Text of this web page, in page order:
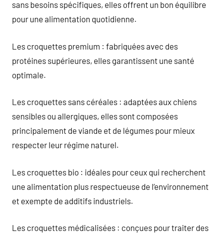
sans besoins spécifiques, elles offrent un bon équilibre
pour une alimentation quotidienne.
Les croquettes premium : fabriquées avec des
protéines supérieures, elles garantissent une santé
optimale.
Les croquettes sans céréales : adaptées aux chiens
sensibles ou allergiques, elles sont composées
principalement de viande et de légumes pour mieux
respecter leur régime naturel.
Les croquettes bio : idéales pour ceux qui recherchent
une alimentation plus respectueuse de l’environnement
et exempte de additifs industriels.
Les croquettes médicalisées : conçues pour traiter des